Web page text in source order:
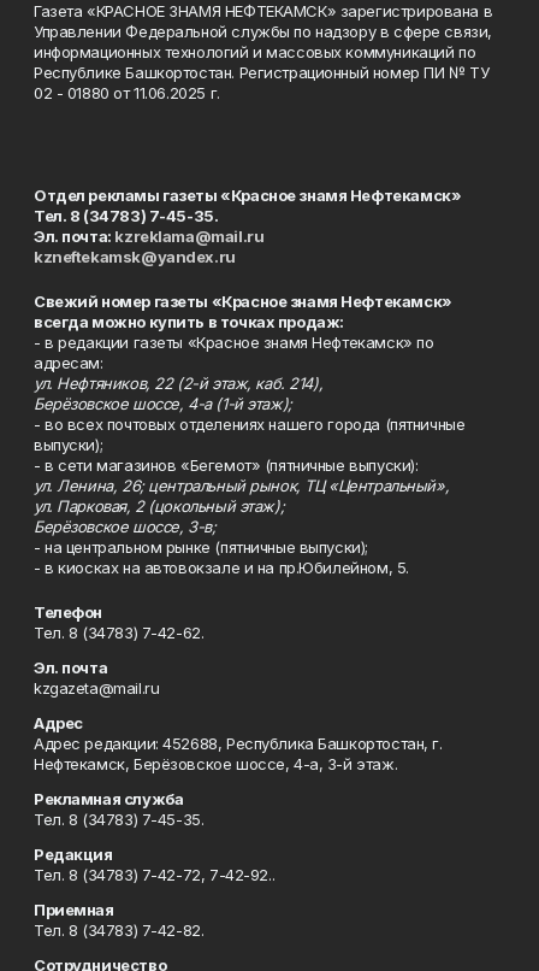
Газета «КРАСНОЕ ЗНАМЯ НЕФТЕКАМСК» зарегистрирована в
Управлении Федеральной службы по надзору в сфере связи,
информационных технологий и массовых коммуникаций по
Республике Башкортостан. Регистрационный номер ПИ № ТУ
02 - 01880 от 11.06.2025 г.
Отдел рекламы газеты «Красное знамя Нефтекамск»
Тел. 8 (34783) 7-45-35.
Эл. почта: kzreklama@mail.ru
kzneftekamsk@yandex.ru
Свежий номер газеты «Красное знамя Нефтекамск»
всегда можно купить в точках продаж:
- в редакции газеты «Красное знамя Нефтекамск» по
адресам:
ул. Нефтяников, 22 (2-й этаж, каб. 214),
Берёзовское шоссе, 4-а (1-й этаж);
- во всех почтовых отделениях нашего города (пятничные
выпуски);
- в сети магазинов «Бегемот» (пятничные выпуски):
ул. Ленина, 26; центральный рынок, ТЦ «Центральный»,
ул. Парковая, 2 (цокольный этаж);
Берёзовское шоссе, 3-в;
- на центральном рынке (пятничные выпуски);
- в киосках на автовокзале и на пр.Юбилейном, 5.
Телефон
Тел. 8 (34783) 7-42-62.
Эл. почта
kzgazeta@mail.ru
Адрес
Адрес редакции: 452688, Республика Башкортостан, г.
Нефтекамск, Берёзовское шоссе, 4-а, 3-й этаж.
Рекламная служба
Тел. 8 (34783) 7-45-35.
Редакция
Тел. 8 (34783) 7-42-72, 7-42-92..
Приемная
Тел. 8 (34783) 7-42-82.
Сотрудничество